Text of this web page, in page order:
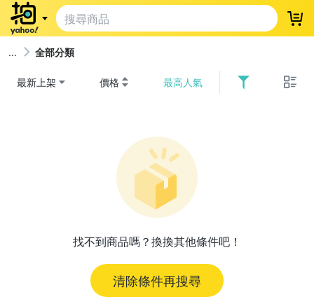
登
全部分類
最新上架 價格 最高人氣
找不到商品嗎？換換其他條件吧！
清除條件再搜尋